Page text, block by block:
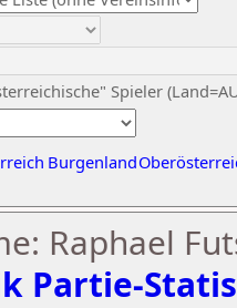
Spieler
Burgenland
Raphael
Partie-